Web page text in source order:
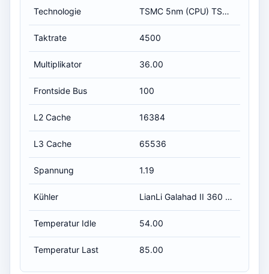
Technologie TSMC 5nm (CPU) TSMC 6nm (I/O)
Taktrate 4500
Multiplikator 36.00
Frontside Bus 100
L2 Cache 16384
L3 Cache 65536
Spannung 1.19
Kühler LianLi Galahad II 360 Trinity
Temperatur Idle 54.00
Temperatur Last 85.00